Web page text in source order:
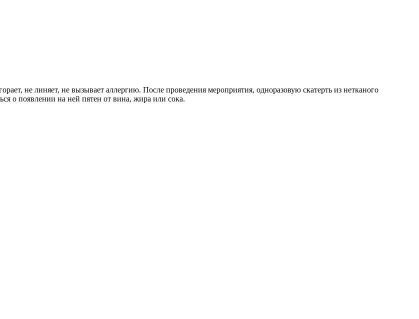
не линяет, не вызывает аллергию. После проведения мероприятия, одноразовую скатерть из нетканого
о появлении на ней пятен от вина, жира или сока.